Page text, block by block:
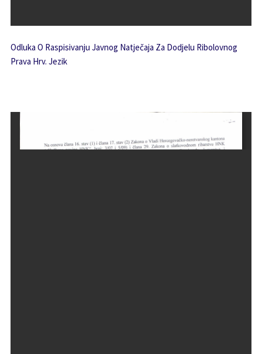
Odluka O Raspisivanju Javnog Natječaja Za Dodjelu Ribolovnog
Prava Hrv. Jezik